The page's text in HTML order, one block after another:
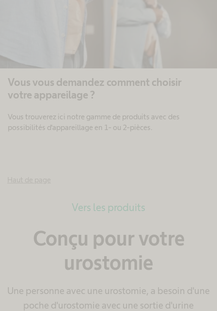
Vous vous demandez comment choisir
votre appareilage ?
Vous trouverez ici notre gamme de produits avec des
possibilités d'appareillage en 1- ou 2-pièces.
Vers les produits
Conçu pour votre
urostomie
Une personne avec une urostomie, a besoin d'une
poche d'urostomie avec une sortie d'urine